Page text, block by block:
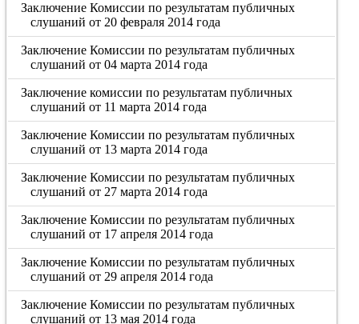
Заключение Комиссии по результатам публичных
слушаний от 20 февраля 2014 года
Заключение Комиссии по результатам публичных
слушаний от 04 марта 2014 года
Заключение комиссии по результатам публичных
слушаний от 11 марта 2014 года
Заключение Комиссии по результатам публичных
слушаний от 13 марта 2014 года
Заключение Комиссии по результатам публичных
слушаний от 27 марта 2014 года
Заключение Комиссии по результатам публичных
слушаний от 17 апреля 2014 года
Заключение Комиссии по результатам публичных
слушаний от 29 апреля 2014 года
Заключение Комиссии по результатам публичных
слушаний от 13 мая 2014 года